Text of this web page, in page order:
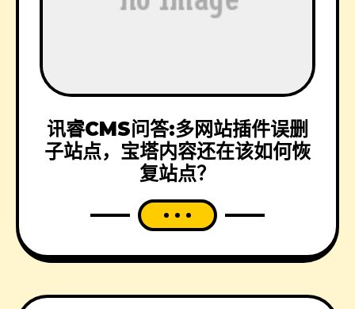
讯睿CMS问答:多网站插件误删
子站点，宝塔内容还在该如何恢
复站点？